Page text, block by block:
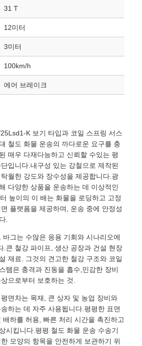
31 T
12미터
3미터
100km/h
에어 브레이크
K 보기 타입과 코일 스프링 서스
철도 화물 운송의 까다로운 요구를 충
매우 다재다능하고 신뢰할 수있는 평
입니다.내구성 있는 강철으로 제작된
월한 강도와 장수성을 제공합니다.광
다양한 상품을 운송하는 데 이상적인
높이의 이 배는 화물을 로딩하고 고정
플랫폼을 제공하며, 운송 중에 안정성
.
바그는 수많은 응용 기회와 시나리오에
.큰 철강 파이프, 생산 공장과 건설 현장
재료. 그것의 견고한 철강 구조와 코일
템은 충격과 진동을 흡수,민감한 장비
으로부터 보호하는 것.
면차는 목재, 큰 상자 및 농업 장비와
하는 데 자주 사용됩니다.평평한 표면
배하를 허용, 빠른 처리 시간을 촉진하고
시킵니다.평평 철도 화물 운송 수송기
모양의 항목을 안전하게 보관하기 위